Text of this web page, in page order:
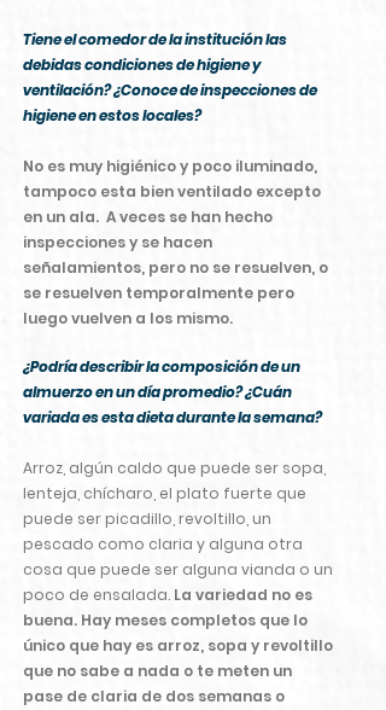
Tiene el comedor de la institución las
debidas condiciones de higiene y
ventilación? ¿Conoce de inspecciones de
higiene en estos locales?
No es muy higiénico y poco iluminado,
tampoco esta bien ventilado excepto
en un ala. A veces se han hecho
inspecciones y se hacen
señalamientos, pero no se resuelven, o
se resuelven temporalmente pero
luego vuelven a los mismo.
¿Podría describir la composición de un
almuerzo en un día promedio? ¿Cuán
variada es esta dieta durante la semana?
Arroz, algún caldo que puede ser sopa,
lenteja, chícharo, el plato fuerte que
puede ser picadillo, revoltillo, un
pescado como claria y alguna otra
cosa que puede ser alguna vianda o un
poco de ensalada. La variedad no es
buena. Hay meses completos que lo
único que hay es arroz, sopa y revoltillo
que no sabe a nada o te meten un
pase de claria de dos semanas o